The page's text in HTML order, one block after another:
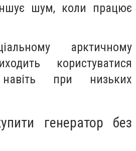
шум, коли працює
арктичному
користуватися
при низьких
генератор без